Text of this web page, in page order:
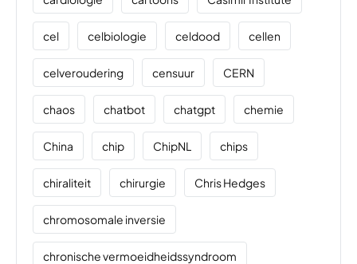
cel celbiologie celdood cellen
celveroudering censuur CERN
chaos chatbot chatgpt chemie
China chip ChipNL chips
chiraliteit chirurgie Chris Hedges
chromosomale inversie
chronische vermoeidheidssyndroom